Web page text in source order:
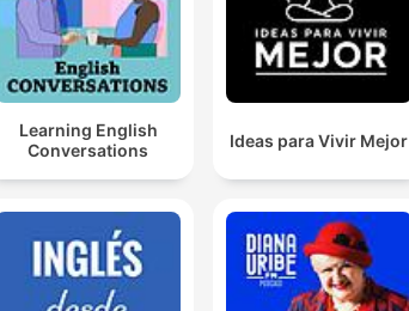
Learning English
Conversations
Ideas para Vivir Mejor